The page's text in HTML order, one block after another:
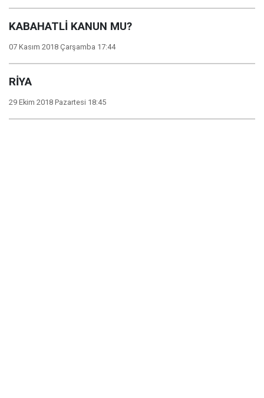
KABAHATLİ KANUN MU?
07 Kasım 2018 Çarşamba 17:44
RİYA
29 Ekim 2018 Pazartesi 18:45